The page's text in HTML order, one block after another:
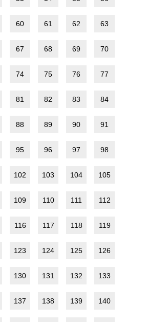
60 61 62 63
67 68 69 70
74 75 76 77
81 82 83 84
88 89 90 91
95 96 97 98
102 103 104 105
109 110 111 112
116 117 118 119
123 124 125 126
130 131 132 133
137 138 139 140